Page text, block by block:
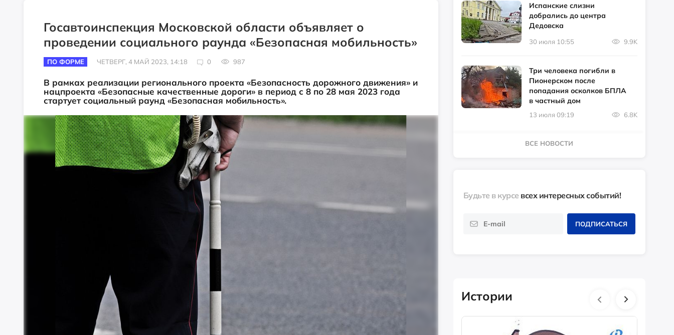
Госавтоинспекция Московской области объявляет о
проведении социального раунда «Безопасная мобильность»
ПО ФОРМЕ ЧЕТВЕРГ, 4 МАЙ 2023, 14:18 0 987
В рамках реализации регионального проекта «Безопасность дорожного движения» и
нацпроекта «Безопасные качественные дороги» в период с 8 по 28 мая 2023 года
стартует социальный раунд «Безопасная мобильность».
Испанские слизни
добрались до центра
Дедовска
30 июля 10:55 9.9K
Три человека погибли в
Пионерском после
попадания осколков БПЛА
в частный дом
13 июля 09:19 6.8K
ВСЕ НОВОСТИ
Будьте в курсе всех интересных событий!
ПОДПИСАТЬСЯ
Истории